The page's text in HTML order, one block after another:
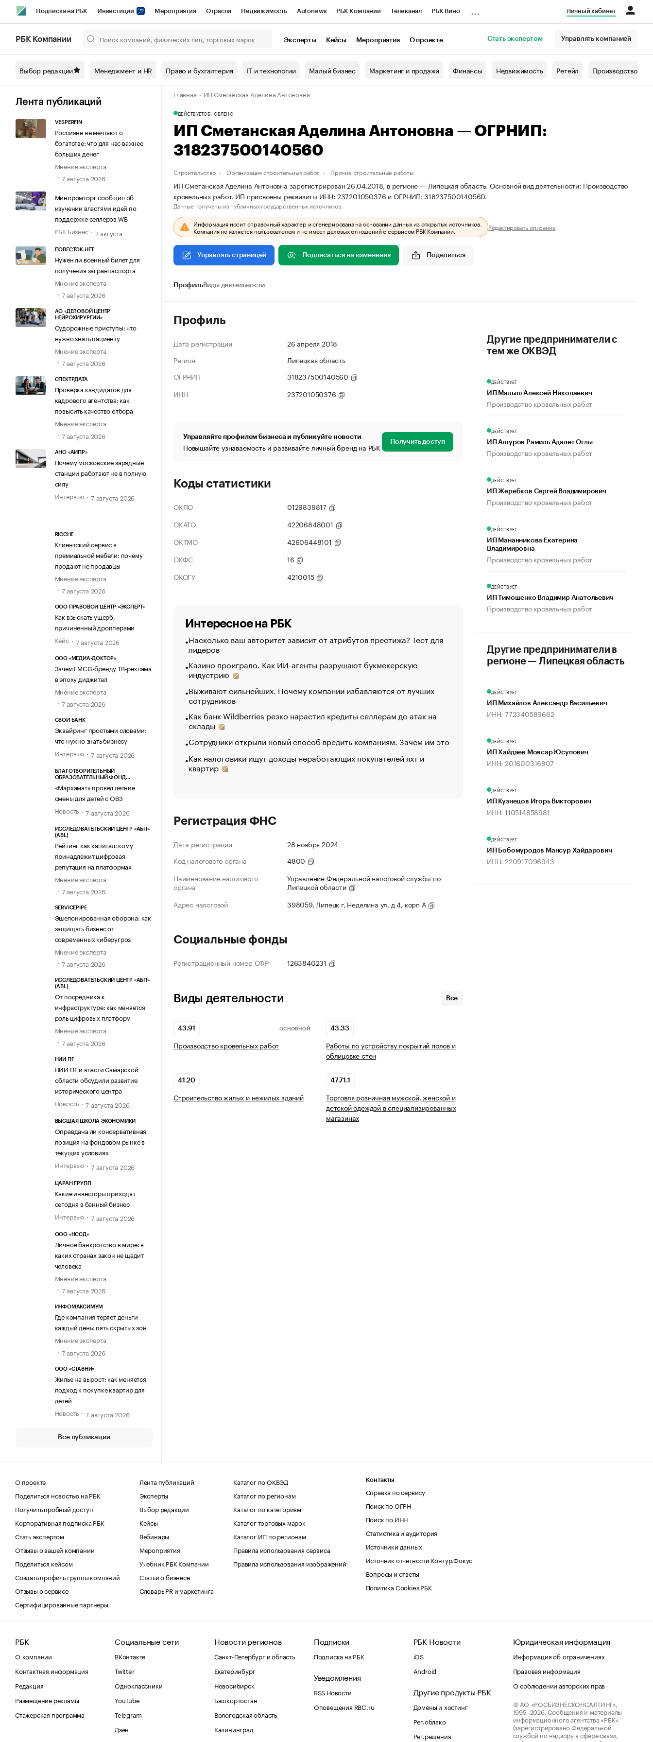
Подписка на РБК Инвестиции Мероприятия Отрасли Недвижимость Autonews РБК Компании Телеканал РБК Вино
Спецпроекты СПб Конференции СПб Спецпроекты Проверка контрагентов
Технологии и медиа Рынок наличной валюты
Личный кабинет
РБК Компании Эксперты Кейсы Мероприятия О проекте Стать экспертом Управлять компанией
Выбор редакции Менеджмент и HR Право и бухгалтерия IT и технологии Малый бизнес Маркетинг и продажи Финансы Недвижимость Ретейл Производство
Лента публикаций
VESPERFIN
Россияне не мечтают о
богатстве: что для нас важнее
больших денег
Мнение эксперта
7 августа 2026
Минпромторг сообщил об
изучении властями идей по
поддержке селлеров WB
РБК Бизнес
7 августа
ПОВЕСТОК.НЕТ
Нужен ли военный билет для
получения загранпаспорта
Мнение эксперта
7 августа 2026
АО «ДЕЛОВОЙ ЦЕНТР
НЕЙРОХИРУРГИИ»
Судорожные приступы: что
нужно знать пациенту
Мнение эксперта
7 августа 2026
СПЕКТРДАТА
Проверка кандидатов для
кадрового агентства: как
повысить качество отбора
Мнение эксперта
7 августа 2026
АНО «АИПР»
Почему московские зарядные
станции работают не в полную
силу
Интервью
7 августа 2026
RICCHE
Клиентский сервис в
премиальной мебели: почему
продают не продавцы
Мнение эксперта
7 августа 2026
ООО ПРАВОВОЙ ЦЕНТР «ЭКСПЕРТ»
Как взыскать ущерб,
причиненный дропперами
Кейс
7 августа 2026
ООО «МЕДИА-ДОКТОР»
Зачем FMCG-бренду ТВ-реклама
в эпоху диджитал
Мнение эксперта
7 августа 2026
СВОЙ БАНК
Эквайринг простыми словами:
что нужно знать бизнесу
Интервью
7 августа 2026
БЛАГОТВОРИТЕЛЬНЫЙ
ОБРАЗОВАТЕЛЬНЫЙ ФОНД
«Мархамат» провел летние
смены для детей с ОВЗ
Новость
7 августа 2026
ИССЛЕДОВАТЕЛЬСКИЙ ЦЕНТР «АБП»
(ABL)
Рейтинг как капитал: кому
принадлежит цифровая
репутация на платформах
Мнение эксперта
7 августа 2026
SERVICEPIPE
Эшелонированная оборона: как
защищать бизнес от
современных киберугроз
Мнение эксперта
7 августа 2026
ИССЛЕДОВАТЕЛЬСКИЙ ЦЕНТР «АБП»
(ABL)
От посредника к
инфраструктуре: как меняется
роль цифровых платформ
Мнение эксперта
7 августа 2026
НИИ ПГ
НИИ ПГ и власти Самарской
области обсудили развитие
исторического центра
Новость
7 августа 2026
ВЫСШАЯ ШКОЛА ЭКОНОМИКИ
Оправдана ли консервативная
позиция на фондовом рынке в
текущих условиях
Интервью
7 августа 2026
ЦАРАН ГРУПП
Какие инвесторы приходят
сегодня в банный бизнес
Интервью
7 августа 2026
ООО «НССД»
Личное банкротство в мире: в
каких странах закон не щадит
человека
Мнение эксперта
7 августа 2026
ИНФОМАКСИМУМ
Где компания теряет деньги
каждый день: пять скрытых зон
Мнение эксперта
7 августа 2026
ООО «СТАВНИ»
Жилье на вырост: как меняется
подход к покупке квартир для
детей
Новость
7 августа 2026
Все публикации
Главная ИП Сметанская Аделина Антоновна
ДЕЙСТВУЕТОБНОВЛЕНО
ИП Сметанская Аделина Антоновна — ОГРНИП:
318237500140560
Строительство Организация строительных работ Прочие строительные работы
ИП Сметанская Аделина Антоновна зарегистрирован 26.04.2018, в регионе — Липецкая область. Основной вид деятельности: Производство
кровельных работ. ИП присвоены реквизиты ИНН: 237201050376 и ОГРНИП: 318237500140560.
Данные получены из публичных государственных источников.
Информация носит справочный характер и сгенерирована на основании данных из открытых источников.
Компания не является пользователем и не имеет деловых отношений с сервисом РБК Компании. Редактировать описание
Управлять страницей Подписаться на изменения Поделиться
ПрофильВиды деятельности
Профиль
Дата регистрации
26 апреля 2018
Регион
Липецкая область
ОГРНИП
318237500140560
ИНН
237201050376
Управляйте профилем бизнеса и публикуйте новости
Повышайте узнаваемость и развивайте личный бренд на РБК Получить доступ
Коды статистики
ОКПО
0129839817
ОКАТО
42206848001
ОКТМО
42606448101
ОКФС
16
ОКОГУ
4210015
Интересное на РБК
Насколько ваш авторитет зависит от атрибутов престижа? Тест для
лидеров
Казино проиграло. Как ИИ-агенты разрушают букмекерскую
индустрию
Выживают сильнейших. Почему компании избавляются от лучших
сотрудников
Как банк Wildberries резко нарастил кредиты селлерам до атак на
склады
Сотрудники открыли новый способ вредить компаниям. Зачем им это
Как налоговики ищут доходы неработающих покупателей яхт и
квартир
создавшей GTA
«Деньги будут не нужны»: что рассказал Маск в
Функции менеджмента: пять ключевых основ
управления
ЕС разрешил конфискацию российской нефти —
Стресс обеспеченных людей: почему рост доходов
Что обвинения против Павла Дурова значат для
Регистрация ФНС
Дата регистрации
28 ноября 2024
Код налогового органа
4800
Наименование налогового
органа
Управление Федеральной налоговой службы по
Липецкой области
Адрес налоговой
398059, Липецк г, Неделина ул, д 4, корп А
Социальные фонды
Регистрационный номер СФР 1263840231
Виды деятельности Все
43.91 ОСНОВНОЙ
Производство кровельных работ
43.33
Работы по устройству покрытий полов и
облицовке стен
41.20
Строительство жилых и нежилых зданий
47.71.1
Торговля розничная мужской, женской и
детской одеждой в специализированных
магазинах
Другие предприниматели с
тем же ОКВЭД
ДЕЙСТВУЕТ
ИП Малыш Алексей Николаевич
Производство кровельных работ
ДЕЙСТВУЕТ
ИП Ашуров Рамиль Адалет Оглы
Производство кровельных работ
ДЕЙСТВУЕТ
ИП Жеребков Сергей Владимирович
Производство кровельных работ
ДЕЙСТВУЕТ
ИП Мананникова Екатерина
Владимировна
Производство кровельных работ
ДЕЙСТВУЕТ
ИП Тимошенко Владимир Анатольевич
Производство кровельных работ
Другие предприниматели в
регионе — Липецкая область
ДЕЙСТВУЕТ
ИП Михайлов Александр Васильевич
ИНН: 772340589662
ДЕЙСТВУЕТ
ИП Хайдаев Мовсар Юсупович
ИНН: 201600316807
ДЕЙСТВУЕТ
ИП Кузнецов Игорь Викторович
ИНН: 110514858981
ДЕЙСТВУЕТ
ИП Бобомуродов Мансур Хайдарович
ИНН: 220917096943
О проекте
Поделиться новостью на РБК
Получить пробный доступ
Корпоративная подписка РБК
Стать экспертом
Отзывы о вашей компании
Поделиться кейсом
Создать профиль группы компаний
Отзывы о сервисе
Сертифицированные партнеры
Лента публикаций
Эксперты
Выбор редакции
Кейсы
Вебинары
Мероприятия
Учебник РБК Компании
Статьи о бизнесе
Словарь PR и маркетинга
Каталог по ОКВЭД
Каталог по регионам
Каталог по категориям
Каталог торговых марок
Каталог ИП по регионам
Правила использования сервиса
Правила использования изображений
Контакты
Справка по сервису
Поиск по ОГРН
Поиск по ИНН
Статистика и аудитория
Источники данных
Источник отчетности Контур.Фокус
Вопросы и ответы
Политика Cookies РБК
РБК
О компании
Контактная информация
Редакция
Размещение рекламы
Стажерская программа
Социальные сети
ВКонтакте
Twitter
Одноклассники
YouTube
Telegram
Дзен
Новости регионов
Санкт-Петербург и область
Екатеринбург
Новосибирск
Башкортостан
Вологодская область
Калининград
Подписки
Подписка на РБК
Уведомления
RSS Новости
Оповещения RBC.ru
РБК Новости
iOS
Android
Другие продукты РБК
Домены и хостинг
Рег.облако
Рег.решения
Юридическая информация
Информация об ограничениях
Правовая информация
О соблюдении авторских прав
© АО «РОСБИЗНЕСКОНСАЛТИНГ»,
1995–2026. Сообщения и материалы
информационного агентства «РБК»
(зарегистрировано Федеральной
службой по надзору в сфере связи,